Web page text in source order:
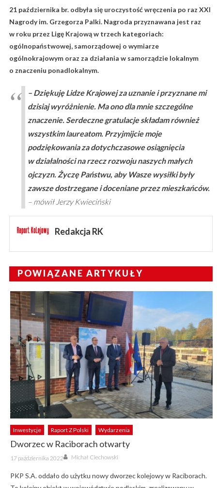
21 października br. odbyła się uroczystość wręczenia po raz XXI
Nagrody im. Grzegorza Palki. Nagroda przyznawana jest raz
w roku przez Ligę Krajową w trzech kategoriach:
ogólnopaństwowej, samorządowej o wymiarze
ogólnokrajowym oraz za działania w samorządzie lokalnym
o znaczeniu ponadlokalnym.
– Dziękuję Lidze Krajowej za uznanie i przyznane mi
dzisiaj wyróżnienie. Ma ono dla mnie szczególne
znaczenie. Serdeczne gratulacje składam również
wszystkim laureatom. Przyjmijcie moje
podziękowania za dotychczasowe osiągnięcia
w działalności na rzecz rozwoju naszych małych
ojczyzn. Życzę Państwu, aby Wasze wysiłki były
zawsze dostrzegane i doceniane przez mieszkańców.
– mówił Jerzy Kwieciński
Redakcja RK
POWIĄZANE ARTYKUŁY
Inwestycje Raport Z Polski Wydarzenia
Dworzec w Raciborach otwarty
Posted
on
17 października 2022 Author
Michał Ciechowski
PKP S.A. oddało do użytku nowy dworzec kolejowy w Raciborach.